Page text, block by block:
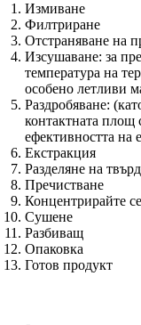
Измиване
Филтриране
Отстраняване на
Изсушаване: за
температура на
особено летливи
Раздробяване:
контактната площ
ефективността на
Екстракция
Разделяне на
Пречистване
Концентрирайте се
Сушене
Разбиващ
Опаковка
Готов продукт